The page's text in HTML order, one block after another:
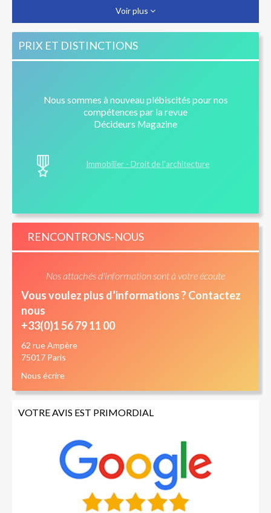
Voir plus
PRIX ET DISTINCTIONS
Nous sommes à nouveau plébiscités pour nos
compétences par la revue
Décideurs Magazine
Immobilier - Droit de l’architecture
RENCONTRONS-NOUS
Nos attachés d'information sont à votre écoute
Vous voulez plus d’informations ? Contactez
nous
+33(0)1 56 79 11 00
62 rue Ampère
75017 Paris
Nous écrire
VOTRE AVIS EST PRIMORDIAL